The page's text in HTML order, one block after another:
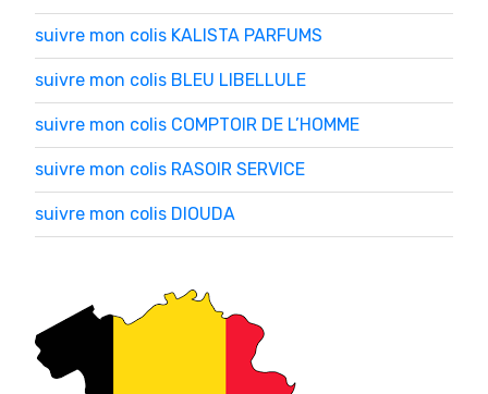
suivre mon colis KALISTA PARFUMS
suivre mon colis BLEU LIBELLULE
suivre mon colis COMPTOIR DE L’HOMME
suivre mon colis RASOIR SERVICE
suivre mon colis DIOUDA